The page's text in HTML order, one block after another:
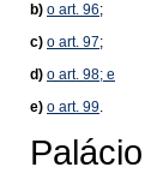
b) o art. 96;
c) o art. 97;
d) o art. 98; e
e) o art. 99.